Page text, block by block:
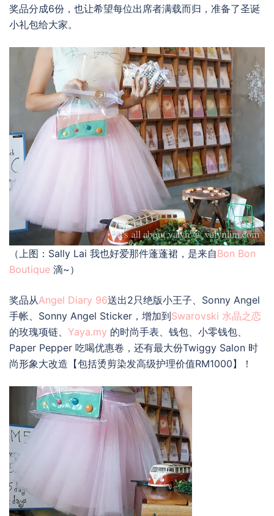
奖品分成6份，也让希望每位出席者满载而归，准备了圣诞
小礼包给大家。
（上图：Sally Lai 我也好爱那件蓬蓬裙，是来自Bon Bon
Boutique 滴~）
奖品从Angel Diary 96送出2只绝版小王子、Sonny Angel
手帐、Sonny Angel Sticker，增加到Swarovski 水晶之恋
的玫瑰项链、 Yaya.my 的时尚手表、钱包、小零钱包、
Paper Pepper 吃喝优惠卷，还有最大份Twiggy Salon 时
尚形象大改造【包括烫剪染发高级护理价值RM1000】！